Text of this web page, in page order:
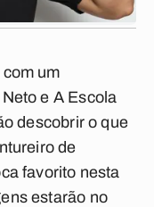
um
e A Escola
descobrir o que
de
favorito nesta
estarão no